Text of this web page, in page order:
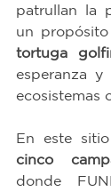
patrullan la
un
tortuga
esperanza y
ecosistemas
cinco